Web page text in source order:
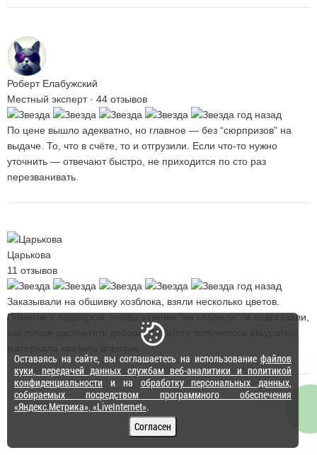
Роберт Елабужский
Местный эксперт · 44 отзывов
год назад
По цене вышло адекватно, но главное — без “сюрпризов” на
выдаче. То, что в счёте, то и отгрузили. Если что-то нужно
уточнить — отвечают быстро, не приходится по сто раз
перезванивать.
Царькова
11 отзывов
год назад
Заказывали на обшивку хозблока, взяли несколько цветов.
Помогли с подбором, чтобы оттенки “не спорили”, и подсказали,
как лучше рассчитать доборы. По итогу получилось аккуратно,
Сайт носит исключительно информационный характер. Опубликованная информация ни при каких
условиях не является публичной офертой, определяемой положениями пункта 2 статьи 437 ГК РФ.
* С 1 сентября 2023 г. действуют изменения в ГОСТ Р 58153-2018 и ГОСТ Р 59288-2020.
толщиной 0.3–0.49 мм на сайте обозначаются как «Профильный металл».
Оставаясь на сайте, вы соглашаетесь на использованиефайлов
куки, передачей данных службам веб-аналитики и политикой
конфиденциальности и на обработку персональных данных,
собираемых посредством программного обеспечения
«Яндекс.Метрика», «LiveInternet».
Согласен